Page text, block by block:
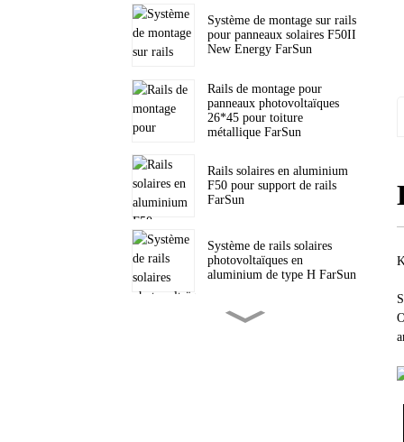
Système de montage sur rails
pour panneaux solaires F50II
New Energy FarSun
Rails de montage pour
panneaux photovoltaïques
26*45 pour toiture
métallique FarSun
Rails solaires en aluminium
F50 pour support de rails
FarSun
Système de rails solaires
photovoltaïques en
aluminium de type H FarSun
Support de trépied solaire